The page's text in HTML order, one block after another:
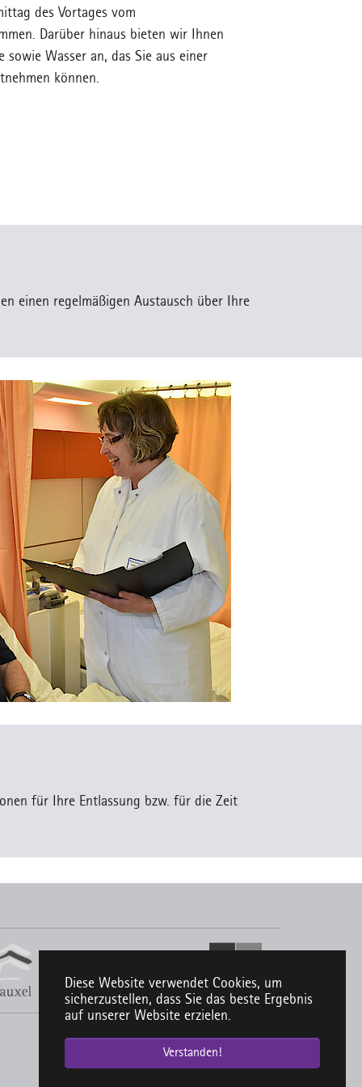
Diese Website verwendet Cookies, um
sicherzustellen, dass Sie das beste Ergebnis
auf unserer Website erzielen.
Verstanden!
des Vortages vom
Darüber hinaus bieten wir Ihnen
sowie Wasser an, das Sie aus einer
können.
einen regelmäßigen Austausch über Ihre
für Ihre Entlassung bzw. für die Zeit